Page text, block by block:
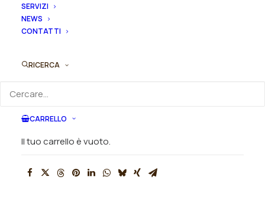
SERVIZI
NEWS
CONTATTI
RICERCA
CARRELLO
Il tuo carrello è vuoto.
Categorie
germanica